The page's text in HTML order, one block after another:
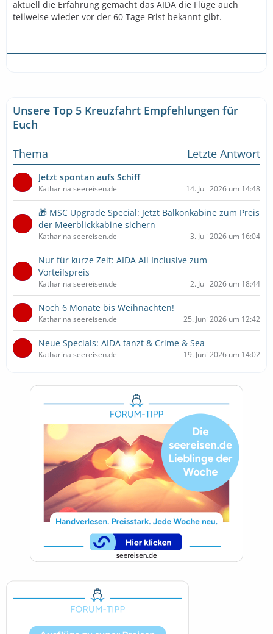
aktuell die Erfahrung gemacht das AIDA die Flüge auch
teilweise wieder vor der 60 Tage Frist bekannt gibt.
Unsere Top 5 Kreuzfahrt Empfehlungen für
Euch
Thema
Letzte Antwort
Jetzt spontan aufs Schiff
Katharina seereisen.de 14. Juli 2026 um 14:48
🎁 MSC Upgrade Special: Jetzt Balkonkabine zum Preis
der Meerblickkabine sichern
Katharina seereisen.de 3. Juli 2026 um 16:04
Nur für kurze Zeit: AIDA All Inclusive zum
Vorteilspreis
Katharina seereisen.de 2. Juli 2026 um 18:44
Noch 6 Monate bis Weihnachten!
Katharina seereisen.de 25. Juni 2026 um 12:42
Neue Specials: AIDA tanzt & Crime & Sea
Katharina seereisen.de 19. Juni 2026 um 14:02